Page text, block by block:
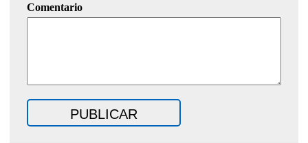
Comentario